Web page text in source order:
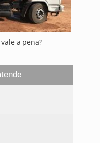
a pena?